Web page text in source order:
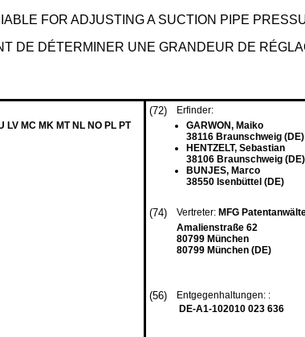
FOR ADJUSTING A SUCTION PIPE
DE DÉTERMINER UNE GRANDEUR DE
LV MC MK MT NL NO PL PT
(72)
Erfinder:
GARWON, Maiko
38116 Braunschweig (DE)
HENTZELT, Sebastian
38106 Braunschweig (DE)
BUNJES, Marco
38550 Isenbüttel (DE)
(74) Vertreter: MFG
Amalienstraße 62
80799 München
80799 München (DE)
(56)
Entgegenhaltungen: :
DE-A1-102010 023 636